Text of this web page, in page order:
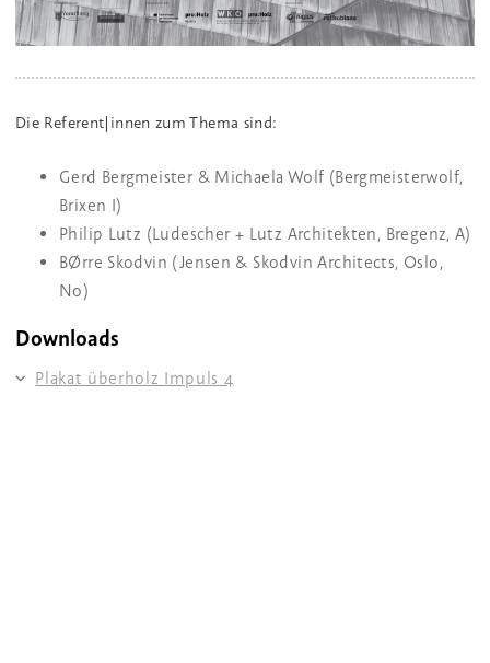
Die Referent|innen zum Thema sind:
Gerd Bergmeister & Michaela Wolf (Bergmeisterwolf,
Brixen I)
Philip Lutz (Ludescher + Lutz Architekten, Bregenz, A)
BØrre Skodvin (Jensen & Skodvin Architects, Oslo,
No)
Downloads
Plakat überholz Impuls 4